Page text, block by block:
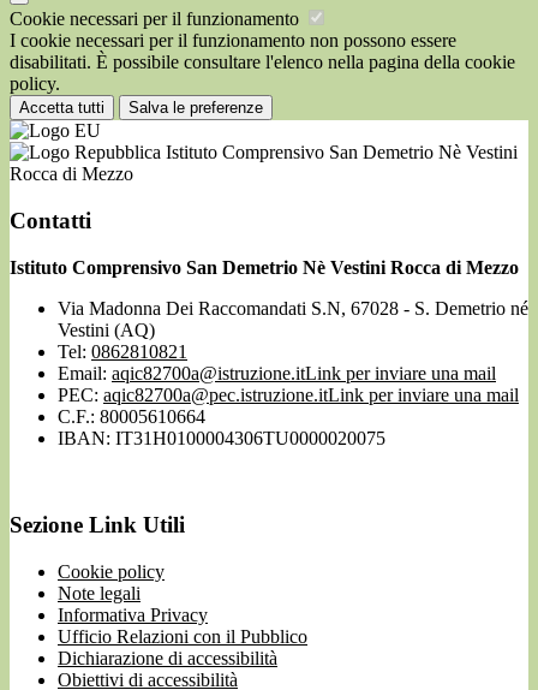
Cookie necessari per il funzionamento
I cookie necessari per il funzionamento non possono essere
disabilitati. È possibile consultare l'elenco nella pagina della cookie
policy.
Accetta tutti Salva le preferenze
Istituto Comprensivo San Demetrio Nè Vestini
Rocca di Mezzo
Contatti
Istituto Comprensivo San Demetrio Nè Vestini Rocca di Mezzo
Via Madonna Dei Raccomandati S.N, 67028 - S. Demetrio né
Vestini (AQ)
Tel: 0862810821
Email: aqic82700a@istruzione.itLink per inviare una mail
PEC: aqic82700a@pec.istruzione.itLink per inviare una mail
C.F.: 80005610664
IBAN: IT31H0100004306TU0000020075
Sezione Link Utili
Cookie policy
Note legali
Informativa Privacy
Ufficio Relazioni con il Pubblico
Dichiarazione di accessibilità
Obiettivi di accessibilità